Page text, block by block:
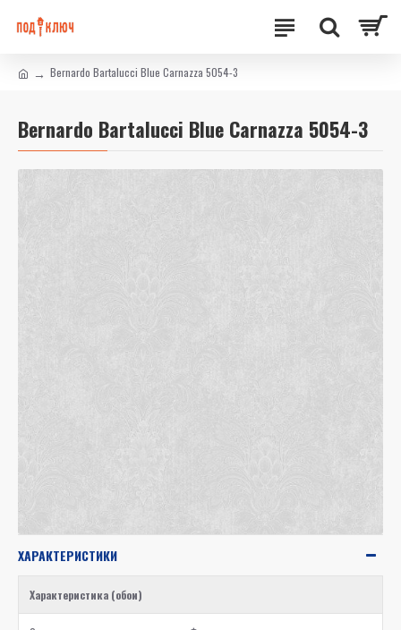
Bernardo Bartalucci Blue Carnazza 5054-3
Bernardo Bartalucci Blue Carnazza 5054-3
ХАРАКТЕРИСТИКИ
Характеристика (обои)